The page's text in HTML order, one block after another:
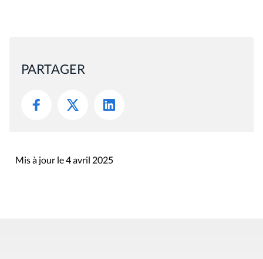
PARTAGER
Mis à jour le 4 avril 2025